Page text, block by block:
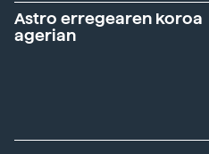
Astro erregearen koroa
agerian